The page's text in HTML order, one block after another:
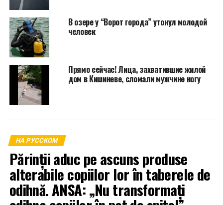
В озере у “Ворот города” утонул молодой
человек
Прямо сейчас! Лица, захватившие жилой
дом в Кишиневе, сломали мужчине ногу
НА РУССКОМ
Părinții aduc pe ascuns produse
alterabile copiilor lor în taberele de
odihnă. ANSA: „Nu transformați